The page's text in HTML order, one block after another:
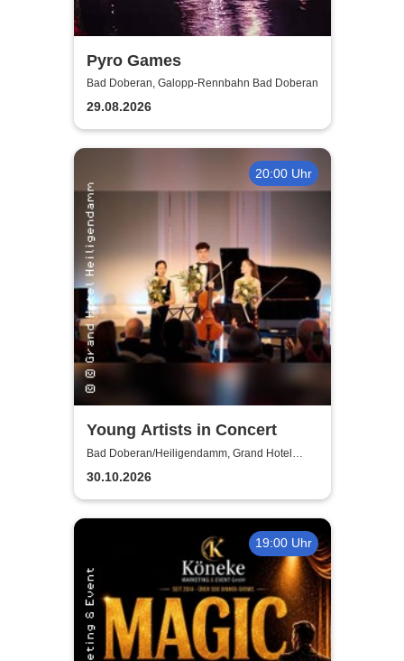
Pyro Games
Bad Doberan, Galopp-Rennbahn Bad Doberan
29.08.2026
20:00 Uhr
Young Artists in Concert
Bad Doberan/Heiligendamm, Grand Hotel
Heiligendamm
30.10.2026
19:00 Uhr